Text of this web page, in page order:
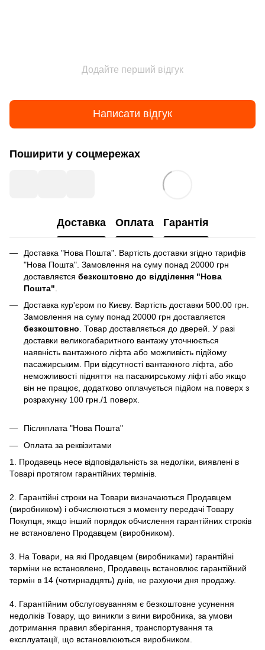
Додайте перший відгук
Написати відгук
Поширити у соцмережах
Доставка Оплата Гарантія
Доставка "Нова Пошта". Вартість доставки згідно тарифів
"Нова Пошта". Замовлення на суму понад 20000 грн
доставляєтся безкоштовно до відділення "Нова
Пошта"
Доставка кур'єром по Києву. Вартість доставки 500.00 грн.
Замовлення на суму понад 20000 грн доставляєтся
безкоштовно . Товар доставляється до дверей. У разі
доставки великогабаритного вантажу уточнюється
наявність вантажного ліфта або можливість підйому
пасажирським. При відсутності вантажного ліфта, або
неможливості підняття на пасажирському ліфті або якщо
він не працює, додатково оплачується підйом на поверх з
розрахунку 100 грн./1 поверх.
Післяплата "Нова Пошта"
Оплата за реквізитами
1. Продавець несе відповідальність за недоліки, виявлені в
Товарі протягом гарантійних термінів.
2. Гарантійні строки на Товари визначаються Продавцем
(виробником) і обчислюються з моменту передачі Товару
Покупця, якщо інший порядок обчислення гарантійних строків
не встановлено Продавцем (виробником).
3. На Товари, на які Продавцем (виробниками) гарантійні
терміни не встановлено, Продавець встановлює гарантійний
термін в 14 (чотирнадцять) днів, не рахуючи дня продажу.
4. Гарантійним обслуговуванням є безкоштовне усунення
недоліків Товару, що виникли з вини виробника, за умови
дотримання правил зберігання, транспортування та
експлуатації, що встановлюються виробником.